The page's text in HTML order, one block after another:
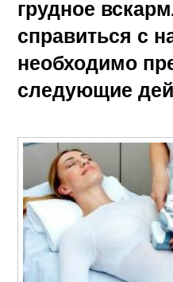
грудное
справиться с
необходимо
следующие